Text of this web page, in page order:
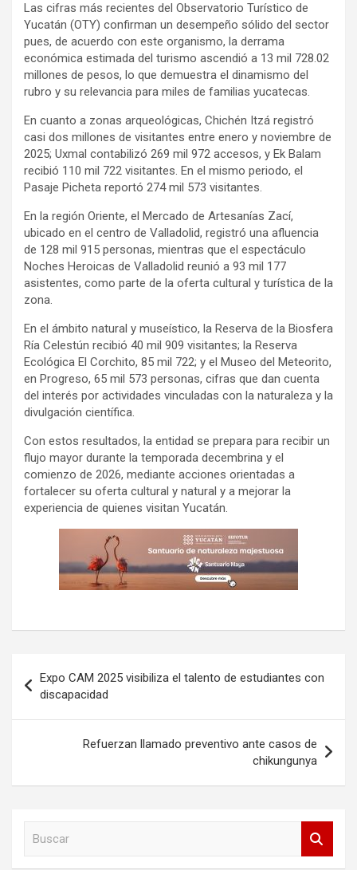
Las cifras más recientes del Observatorio Turístico de
Yucatán (OTY) confirman un desempeño sólido del sector
pues, de acuerdo con este organismo, la derrama
económica estimada del turismo ascendió a 13 mil 728.02
millones de pesos, lo que demuestra el dinamismo del
rubro y su relevancia para miles de familias yucatecas.
En cuanto a zonas arqueológicas, Chichén Itzá registró
casi dos millones de visitantes entre enero y noviembre de
2025; Uxmal contabilizó 269 mil 972 accesos, y Ek Balam
recibió 110 mil 722 visitantes. En el mismo periodo, el
Pasaje Picheta reportó 274 mil 573 visitantes.
En la región Oriente, el Mercado de Artesanías Zací,
ubicado en el centro de Valladolid, registró una afluencia
de 128 mil 915 personas, mientras que el espectáculo
Noches Heroicas de Valladolid reunió a 93 mil 177
asistentes, como parte de la oferta cultural y turística de la
zona.
En el ámbito natural y museístico, la Reserva de la Biosfera
Ría Celestún recibió 40 mil 909 visitantes; la Reserva
Ecológica El Corchito, 85 mil 722; y el Museo del Meteorito,
en Progreso, 65 mil 573 personas, cifras que dan cuenta
del interés por actividades vinculadas con la naturaleza y la
divulgación científica.
Con estos resultados, la entidad se prepara para recibir un
flujo mayor durante la temporada decembrina y el
comienzo de 2026, mediante acciones orientadas a
fortalecer su oferta cultural y natural y a mejorar la
experiencia de quienes visitan Yucatán.
de
entradas
Expo CAM 2025 visibiliza el talento de estudiantes con
discapacidad
Refuerzan llamado preventivo ante casos de
chikungunya